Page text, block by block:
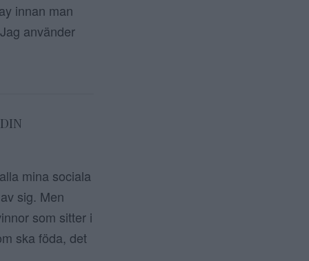
innan man
använder
mina sociala
sig. Men
som sitter i
ska föda, det